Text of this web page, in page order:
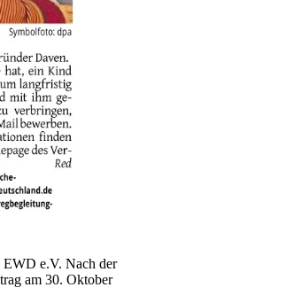
EWD e.V. Nach der
am 30. Oktober